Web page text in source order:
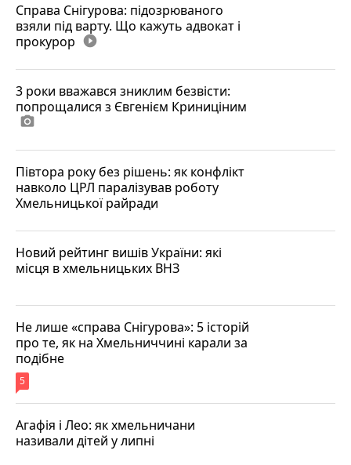
Справа Снігурова: підозрюваного
взяли під варту. Що кажуть адвокат і
прокурор play_circle_filled
3 роки вважався зниклим безвісти:
попрощалися з Євгенієм Криниціним
photo_camera
Півтора року без рішень: як конфлікт
навколо ЦРЛ паралізував роботу
Хмельницької райради
Новий рейтинг вишів України: які
місця в хмельницьких ВНЗ
Не лише «справа Снігурова»: 5 історій
про те, як на Хмельниччині карали за
подібне
5
Агафія і Лео: як хмельничани
називали дітей у липні